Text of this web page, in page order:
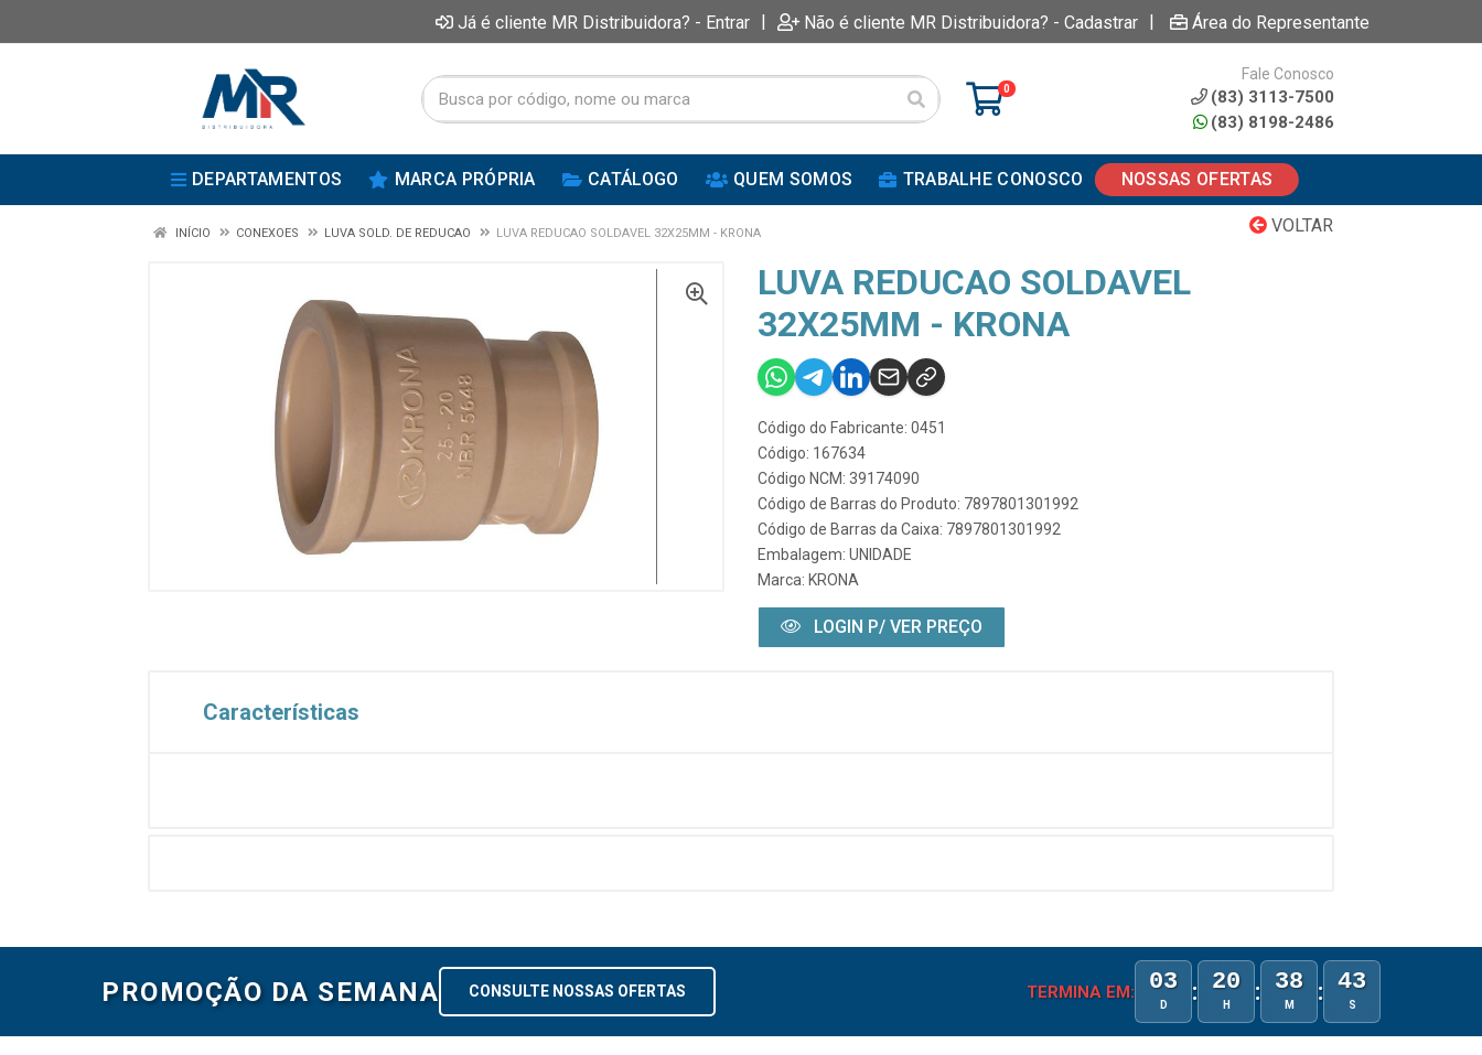
Já é cliente MR Distribuidora? - Entrar | Não é cliente MR Distribuidora? - Cadastrar | Área do Representante
0
Fale Conosco
(83) 3113-7500
(83) 8198-2486
DEPARTAMENTOS MARCA PRÓPRIA CATÁLOGO QUEM SOMOS TRABALHE CONOSCO NOSSAS OFERTAS
VOLTAR
INÍCIO CONEXOES LUVA SOLD. DE REDUCAO LUVA REDUCAO SOLDAVEL 32X25MM - KRONA
LUVA REDUCAO SOLDAVEL
32X25MM - KRONA
Código do Fabricante: 0451
Código: 167634
Código NCM: 39174090
Código de Barras do Produto: 7897801301992
Código de Barras da Caixa: 7897801301992
Embalagem: UNIDADE
Marca: KRONA
LOGIN P/ VER PREÇO
Características
PROMOÇÃO DA SEMANA CONSULTE NOSSAS OFERTAS TERMINA EM: 03
D : 20
H : 38
M : 43
S